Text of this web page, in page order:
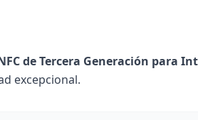
de Tercera Generación para
excepcional.